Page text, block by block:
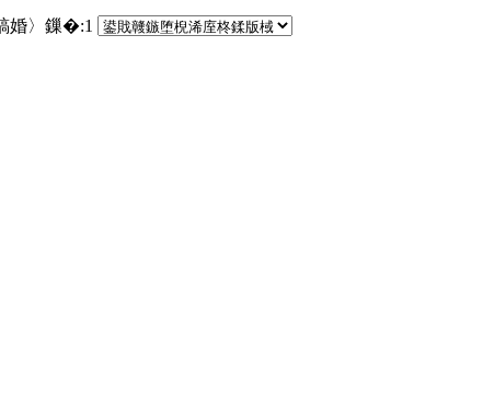
婚〉鏁�:1